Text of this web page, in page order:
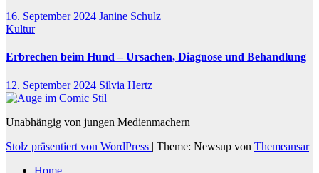
16. September 2024 Janine Schulz
Kultur
Erbrechen beim Hund – Ursachen, Diagnose und Behandlung
12. September 2024 Silvia Hertz
Unabhängig von jungen Medienmachern
Stolz präsentiert von WordPress | Theme: Newsup von Themeansar
Home